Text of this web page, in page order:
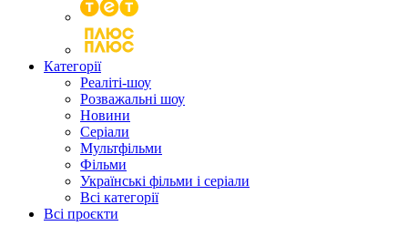
Категорії
Реаліті-шоу
Розважальні шоу
Новини
Серіали
Мультфільми
Фільми
Українські фільми і серіали
Всі категорії
Всі проєкти